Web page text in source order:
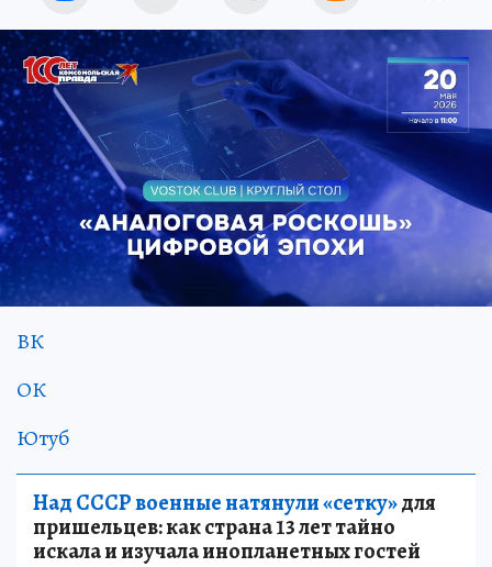
ВК
ОК
Ютуб
Над СССР военные натянули «сетку»для
пришельцев: как страна 13 лет тайно
искала и изучала инопланетных гостей